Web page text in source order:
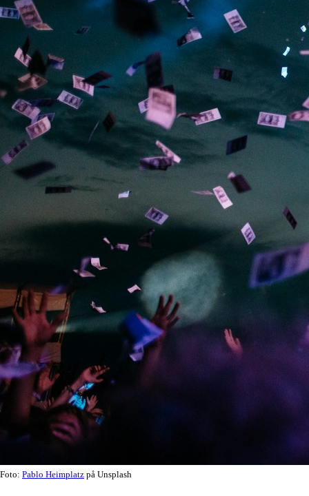
Foto: Pablo Heimplatz på Unsplash